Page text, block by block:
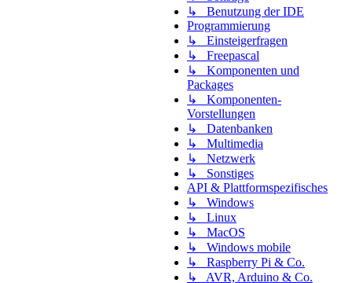
↳ Benutzung der IDE
Programmierung
↳ Einsteigerfragen
↳ Freepascal
↳ Komponenten und
Packages
↳ Komponenten-
Vorstellungen
↳ Datenbanken
↳ Multimedia
↳ Netzwerk
↳ Sonstiges
API & Plattformspezifisches
↳ Windows
↳ Linux
↳ MacOS
↳ Windows mobile
↳ Raspberry Pi & Co.
↳ AVR, Arduino & Co.